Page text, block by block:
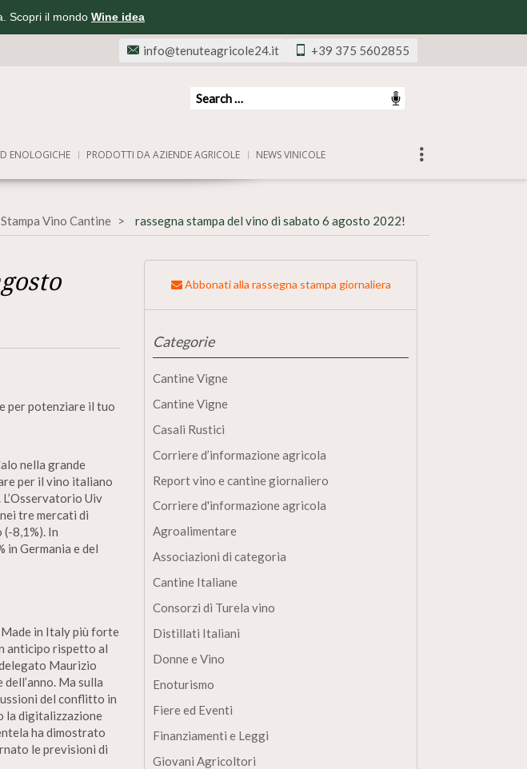
Scopri il mondo Wine idea
+39 375 5602855
info@tenuteagricole24.it
ENOLOGICHE PRODOTTI DA AZIENDE AGRICOLE NEWS VINICOLE
Vino Cantine rassegna stampa del vino di sabato 6 agosto 2022!
per potenziare il tuo
nella grande
per il vino italiano
Uiv
tre mercati di
8,1%). In
in Germania e del
in Italy più forte
anticipo rispetto al
Maurizio
Ma sulla
del conflitto in
la digitalizzazione
ha dimostrato
le previsioni di
Abbonati alla rassegna stampa giornaliera
Categorie
Cantine Vigne
Cantine Vigne
Casali Rustici
Corriere d’informazione agricola
Report vino e cantine giornaliero
Corriere d'informazione agricola
Agroalimentare
Associazioni di categoria
Cantine Italiane
Consorzi di Turela vino
Distillati Italiani
Donne e Vino
Enoturismo
Fiere ed Eventi
Finanziamenti e Leggi
Giovani Agricoltori